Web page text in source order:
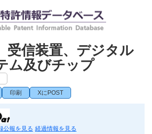
受信装置、デジタル
ム及びチップ
印刷 XにPOST
公報を見る 経過情報を見る